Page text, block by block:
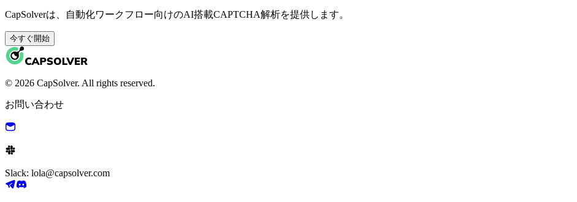
CapSolverは、自動化ワークフロー向けのAI搭載CAPTCHA解析を提供します。
今すぐ開始
© 2026 CapSolver. All rights reserved.
お問い合わせ
Slack: lola@capsolver.com